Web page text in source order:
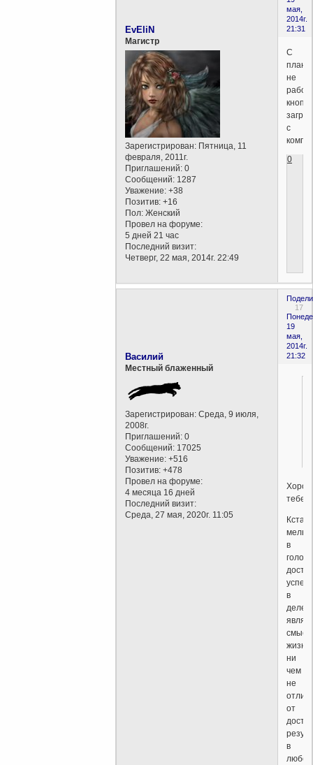
мая,
2014г.
21:31
EvEliN
Магистр
Зарегистрирован: Пятница, 11
февраля, 2011г.
Приглашений: 0
Сообщений: 1287
Уважение: +38
Позитив: +16
Пол: Женский
Провел на форуме:
5 дней 21 час
Последний визит:
Четверг, 22 мая, 2014г. 22:49
С
не
кнопка
с
0
17
19
мая,
2014г.
21:32
Василий
Местный блаженный
Зарегистрирован: Среда, 9 июля,
2008г.
Приглашений: 0
Сообщений: 17025
Уважение: +516
Позитив: +478
Провел на форуме:
4 месяца 16 дней
Последний визит:
Среда, 27 мая, 2020г. 11:05
тебе...
в
успеха
в
деле,
жизни,
ни
чем
не
от
в
любом